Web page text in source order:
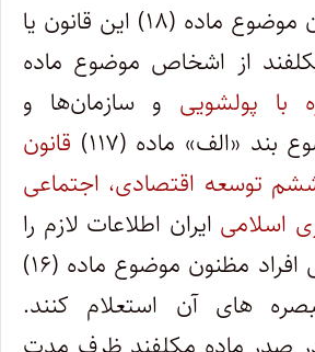
دادستان موضوع ماده (۱۸) این قانون یا
از اشخاص موضوع ماده
با پولشویی و سازمان‌ها و
«الف» ماده (۱۱۷)
قانون
توسعه اقتصادی، اجتماعی
اسلامی ایران اطلاعات لازم را
در خصوص اموال افراد مظنون موضوع ماده (۱۶)
‌های آن استعلام کنند.